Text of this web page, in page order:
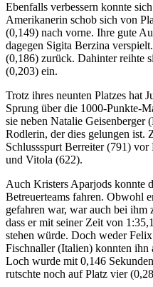
Ebenfalls verbessern konnte
Amerikanerin schob sich von
(0,149) nach vorne. Ihre gute
dagegen Sigita Berzina
(0,186) zurück. Dahinter reihte
(0,203) ein.
Trotz ihres neunten Platzes hat
Sprung über die 1000-Punkte-
sie neben Natalie Geisenberger
Rodlerin, der dies gelungen ist.
Schlussspurt Berreiter (791)
und Vitola (622).
Auch Kristers Aparjods konnte
Betreuerteams fahren. Obwohl
gefahren war, war auch bei
dass er mit seiner Zeit von
stehen würde. Doch weder
Fischnaller (Italien) konnten ihn
Loch wurde mit 0,146
rutschte noch auf Platz vier